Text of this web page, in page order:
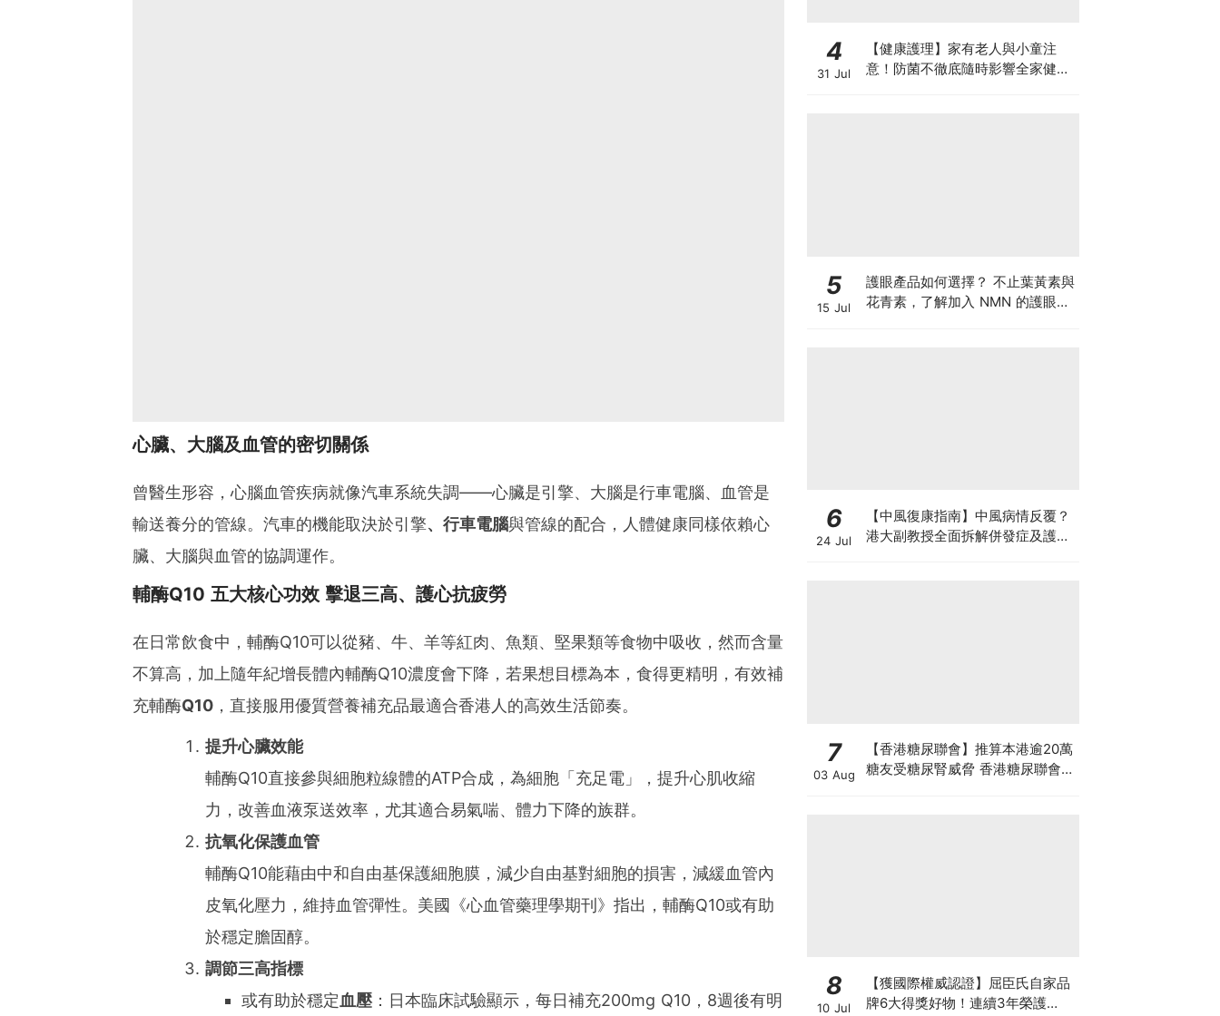
心臟、大腦及血管的密切關係
曾醫生形容，心腦血管疾病就像汽車系統失調——心臟是引擎、大腦是行車電腦、血管是
輸送養分的管線。汽車的機能取決於引擎、行車電腦與管線的配合，人體健康同樣依賴心
臟、大腦與血管的協調運作。
輔酶Q10 五大核心功效 擊退三高、護心抗疲勞
在日常飲食中，輔酶Q10可以從豬、牛、羊等紅肉、魚類、堅果類等食物中吸收，然而含量
不算高，加上隨年紀增長體內輔酶Q10濃度會下降，若果想目標為本，食得更精明，有效補
充輔酶Q10，直接服用優質營養補充品最適合香港人的高效生活節奏。
提升心臟效能
輔酶Q10直接參與細胞粒線體的ATP合成，為細胞「充足電」，提升心肌收縮
力，改善血液泵送效率，尤其適合易氣喘、體力下降的族群。
抗氧化保護血管
輔酶Q10能藉由中和自由基保護細胞膜，減少自由基對細胞的損害，減緩血管內
皮氧化壓力，維持血管彈性。美國《心血管藥理學期刊》指出，輔酶Q10或有助
於穩定膽固醇。
調節三高指標
或有助於穩定血壓：日本臨床試驗顯示，每日補充200mg Q10，8週後有明
4
31 Jul
【健康護理】家有老人與小童注
意！防菌不徹底隨時影響全家健康
5
15 Jul
護眼產品如何選擇？ 不止葉黃素與
花青素，了解加入 NMN 的護眼方
6
24 Jul
【中風復康指南】中風病情反覆？
港大副教授全面拆解併發症及護理
7
03 Aug
【香港糖尿聯會】推算本港逾20萬
糖友受糖尿腎威脅 香港糖尿聯會
8
10 Jul
【獲國際權威認證】屈臣氏自家品
牌6大得獎好物！連續3年榮護